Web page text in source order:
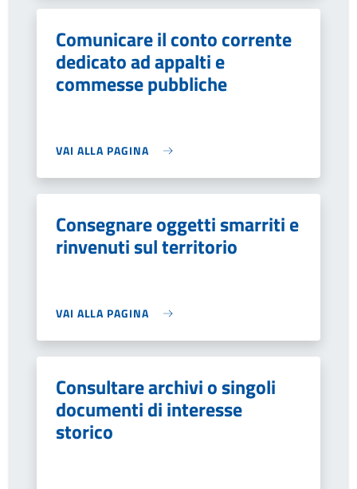
Comunicare il conto corrente
dedicato ad appalti e
commesse pubbliche
VAI ALLA PAGINA
Consegnare oggetti smarriti e
rinvenuti sul territorio
VAI ALLA PAGINA
Consultare archivi o singoli
documenti di interesse
storico